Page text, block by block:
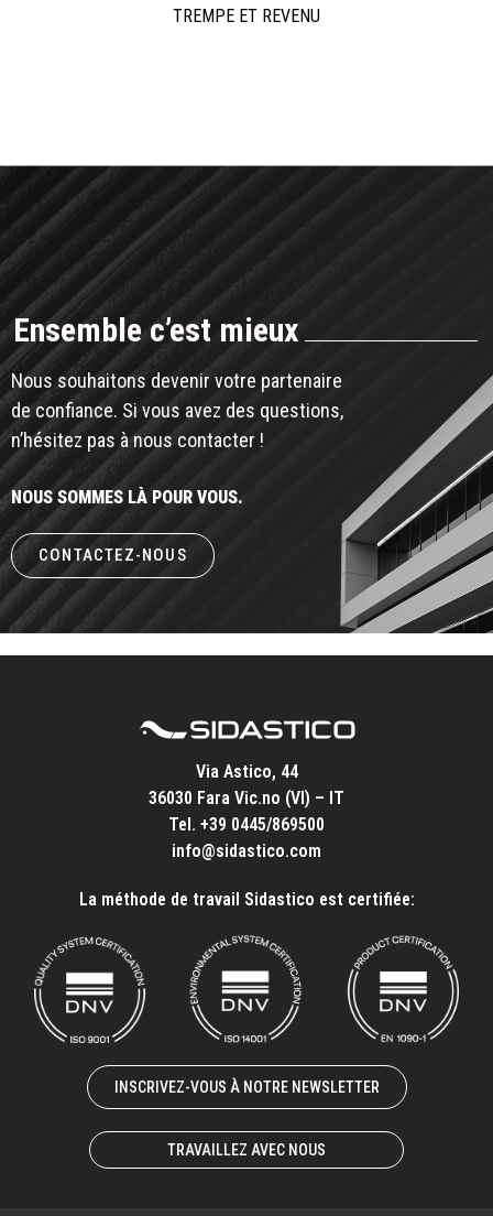
TREMPE ET REVENU
Ensemble c’est mieux
Nous souhaitons devenir votre partenaire
de confiance. Si vous avez des questions,
n’hésitez pas à nous contacter !
NOUS SOMMES LÀ POUR VOUS.
CONTACTEZ-NOUS
Via Astico, 44
36030 Fara Vic.no (VI) – IT
Tel. +39 0445/869500
info@sidastico.com
La méthode de travail Sidastico est certifiée:
INSCRIVEZ-VOUS À NOTRE NEWSLETTER
TRAVAILLEZ AVEC NOUS